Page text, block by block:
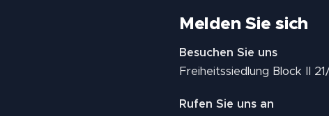
Melden Sie sich
Besuchen Sie uns
Freiheitssiedlung Block II
Rufen Sie uns an